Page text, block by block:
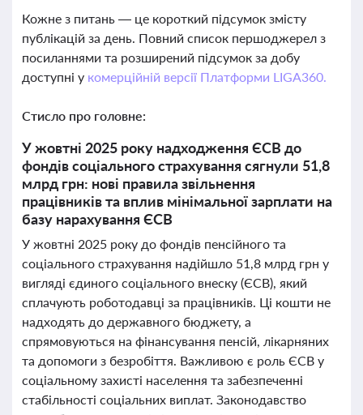
Кожне з питань — це короткий підсумок змісту
публікацій за день. Повний список першоджерел з
посиланнями та розширений підсумок за добу
доступні у комерційній версії Платформи LIGA360.
Стисло про головне:
У жовтні 2025 року надходження ЄСВ до
фондів соціального страхування сягнули 51,8
млрд грн: нові правила звільнення
працівників та вплив мінімальної зарплати на
базу нарахування ЄСВ
У жовтні 2025 року до фондів пенсійного та
соціального страхування надійшло 51,8 млрд грн у
вигляді єдиного соціального внеску (ЄСВ), який
сплачують роботодавці за працівників. Ці кошти не
надходять до державного бюджету, а
спрямовуються на фінансування пенсій, лікарняних
та допомоги з безробіття. Важливою є роль ЄСВ у
соціальному захисті населення та забезпеченні
стабільності соціальних виплат. Законодавство